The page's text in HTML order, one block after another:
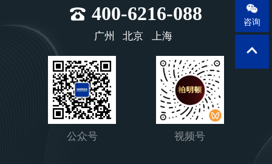
400-6216-088
广州 北京 上海
公众号 视频号
咨询